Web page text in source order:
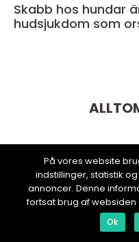
Skabb hos hundar
hudsjukdom som
På vores website
indstillinger, statistik
annoncer. Denne
fortsat brug af
Ok